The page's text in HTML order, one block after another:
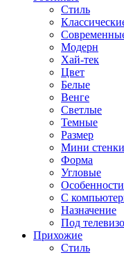
Стиль
Модерн
Хай-тек
Цвет
Белые
Венге
Светлые
Темные
Размер
Мини стенки
Форма
Угловые
Особенности
С
Назначение
Под
Прихожие
Стиль